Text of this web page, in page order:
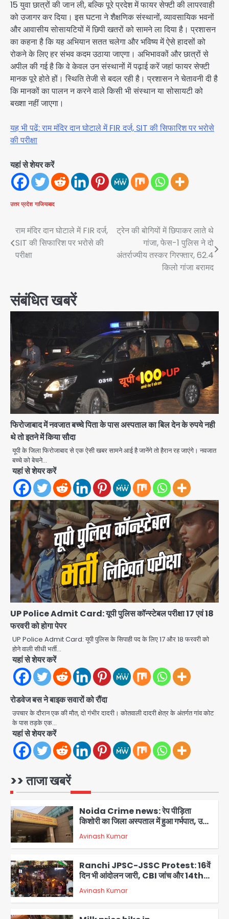
15 युवा छात्रों की जान ली, बल्कि पूरे प्रदेश में फायर सेफ्टी की लापरवाही
को उजागर कर दिया। इस घटना ने शैक्षणिक संस्थानों, व्यावसायिक भवनों
और आवासीय सोसायटियों में छिपी खतरों को सामने ला दिया है। प्रशासन
का कहना है कि यह अभियान सतत चलेगा और भविष्य में ऐसे हादसों को
रोकने के लिए हर संभव कदम उठाया जाएगा। अभिभावकों और छात्रों से
अपील की गई है कि वे केवल उन संस्थानों में पढ़ाई करें जहां फायर सेफ्टी
मानक पूरे होते हों। स्थिति तेजी से बदल रही है। प्रशासन ने चेतावनी दी है
कि मानकों का पालन न करने वाले किसी भी संस्थान या सोसायटी को
बख्शा नहीं जाएगा।
यह भी पढ़ें: राम मंदिर दान घोटाले में FIR दर्ज, SIT की सिफारिश पर भरोसे
की परीक्षा
यहां से शेयर करें
उत्तर प्रदेश गाजियाबाद
Post
navigation
राम मंदिर दान घोटाले में FIR दर्ज,
SIT की सिफारिश पर भरोसे की
परीक्षा
ट्रेन की बोगियों में छिपाकर लाते थे
गांजा, फेस-1 पुलिस ने दो
अंतर्राज्यीय तस्कर गिरफ्तार, 62.4
किलो गांजा बरामद
संबंधित खबरें
फिरोजाबाद में नवजात बच्चे पिता के पास अस्पताल का बिल देन के रुपये नही
थे तो इतने में किया सौदा
यूपी के जिला फिरोजाबाद से एक ऐसी खबर सामने आई है जानेंगे तो हैरान रह जाएंगे। नवजात
बच्चे को बेचने…
यहां से शेयर करें
UP Police Admit Card: यूपी पुलिस कॉन्स्टेबल परीक्षा 17 एवं 18
फरवरी को होगा पेपर
UP Police Admit Card: यूपी पुलिस के सिपाही पद के लिए 17 और 18 फरवरी को
होने वाली सीधी भर्ती…
यहां से शेयर करें
रोडवेज बस ने बाइक सवारों को रौंदा
उपचार के दौरान एक की मौत, दो गंभीर दादरी। कोतवाली दादरी क्षेत्र के अंतर्गत गांव कोट
के पास तड़के एक…
यहां से शेयर करें
>> ताजा खबरें
2
Noida Crime news: रेप पीड़िता
किशोरी का जिला अस्पताल में हुआ गर्भपात, उधर
सेक्टर-49 में महिला को मिली ब्लास्ट की धमकी
Avinash Kumar
3
Ranchi JPSC-JSSC Protest: 16वें
दिन भी आंदोलन जारी, CBI जांच और 14th
Exam रद्द करने की मांग
Avinash Kumar
4
Milk price hike in
दूध के दाम 2 रुपये प्रति लीटर बढ़े
Avinash Kumar
5
Noida Sector-49: सेक्टर-49 में 18
साल की मेड ने की खुदकुशी, शरीर पर नहीं मिली
1
Noida Crime News: नोएडा सेक्टर-51
2
Noida Crime news: रेप पीड़िता
किशोरी का जिला अस्पताल में हुआ गर्भपात, उधर
सेक्टर-49 में महिला को मिली ब्लास्ट की धमकी
Avinash Kumar
3
Ranchi JPSC-JSSC Protest: 16वें
दिन भी आंदोलन जारी, CBI जांच और 14th
Exam रद्द करने की मांग
Avinash Kumar